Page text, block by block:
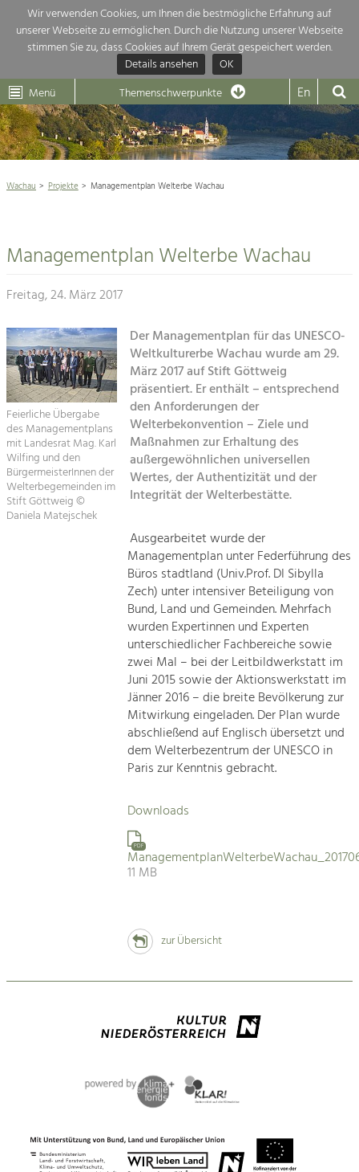
Wir verwenden Cookies, um Ihnen die bestmögliche Erfahrung auf
unserer Webseite zu ermöglichen. Durch die Nutzung unserer Webseite
stimmen Sie zu, dass Cookies auf Ihrem Gerät gespeichert werden.
Details ansehen
OK
Dunkelsteinerwald Klima
Menü Themenschwerpunkte En
Aktuelles
Weltkulturerbe Wachau 
Rückblick 25 Jahre Jubiläum
Architektur
Landwirtschaft & Tourismus
Projekte
Kirchen am Fluss
Suche
Impressum
Kontakt
Themenübersicht
Die Regionalentwicklung in unserer Region ist sehr vielfältig. Deshalb
hier eine Übersicht über unsere Themenschwerpunkte. Für mehr
einfach das Thema anklicken und schon werden alle Projekte in diesem
angezeigt.
Natur- &
Baukultur
Land- & Forstwirtschaft
Bewirtschaftung und Pflege der
Kulturlandschaft.
Tourismus
Angebotsentwicklung und
Positionierung.
Kunst & Kultur
Handwerk, Wissenschaft und Forschung.
Soziales, Bildung &
Gleichberechtigung, Jugend und
Mobilität & Energie
Klimawandel, öffentlicher Verkehr und
Steigerung regionaler Wertschöpfung
Wachau Projekte Managementplan Welterbe Wachau
Managementplan Welterbe Wachau
Freitag, 24. März 2017
Feierliche Übergabe
des Managementplans
mit Landesrat Mag. Karl
Wilfing und den
BürgermeisterInnen der
Welterbegemeinden im
Stift Göttweig ©
Daniela Matejschek
Der Managementplan für das UNESCO-
Weltkulturerbe Wachau wurde am 29.
März 2017 auf Stift Göttweig
präsentiert. Er enthält – entsprechend
den Anforderungen der
Welterbekonvention – Ziele und
Maßnahmen zur Erhaltung des
außergewöhnlichen universellen
Wertes, der Authentizität und der
Integrität der Welterbestätte.
Ausgearbeitet wurde der
Managementplan unter Federführung des
Büros stadtland (Univ.Prof. DI Sibylla
Zech) unter intensiver Beteiligung von
Bund, Land und Gemeinden. Mehrfach
wurden Expertinnen und Experten
unterschiedlicher Fachbereiche sowie
zwei Mal – bei der Leitbildwerkstatt im
Juni 2015 sowie der Aktionswerkstatt im
Jänner 2016 – die breite Bevölkerung zur
Mitwirkung eingeladen. Der Plan wurde
abschließend auf Englisch übersetzt und
dem Welterbezentrum der UNESCO in
Paris zur Kenntnis gebracht.
Downloads
PDF
11 MB
zur Übersicht